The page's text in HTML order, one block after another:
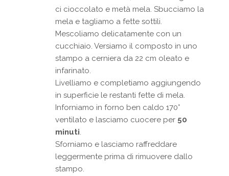
ci cioccolato e metà mela. Sbucciamo la
mela e tagliamo a fette sottili.
Mescoliamo delicatamente con un
cucchiaio. Versiamo il composto in uno
stampo a cerniera da 22 cm oleato e
infarinato.
Livelliamo e completiamo aggiungendo
in superficie le restanti fette di mela.
Inforniamo in forno ben caldo 170°
ventilato e lasciamo cuocere per 50
minuti.
Sforniamo e lasciamo raffreddare
leggermente prima di rimuovere dallo
stampo.